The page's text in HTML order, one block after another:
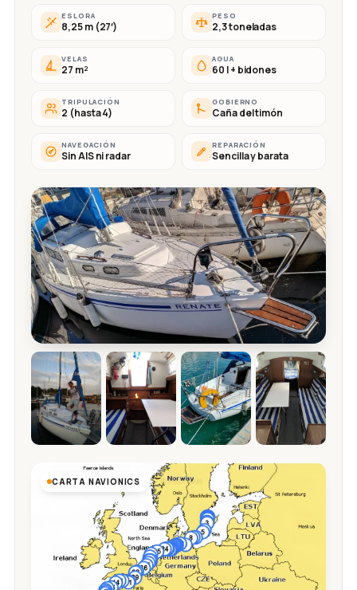
ESLORA
8,25 m (27′)
PESO
2,3 toneladas
VELAS
27 m²
AGUA
60 l + bidones
TRIPULACIÓN
2 (hasta 4)
GOBIERNO
Caña del timón
NAVEGACIÓN
Sin AIS ni radar
REPARACIÓN
Sencilla y barata
CARTA NAVIONICS